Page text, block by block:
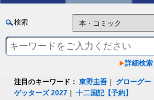
検索
詳細検索
注目のキーワード： 東野圭吾 グローグー
ゲッターズ 2027 ｜十二国記【予約】